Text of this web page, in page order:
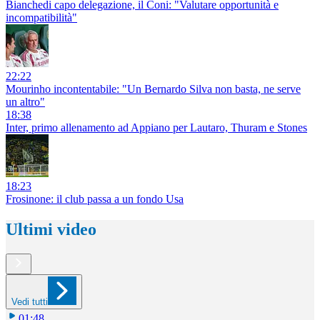
Bianchedi capo delegazione, il Coni: "Valutare opportunità e
incompatibilità"
22:22
Mourinho incontentabile: "Un Bernardo Silva non basta, ne serve
un altro"
18:38
Inter, primo allenamento ad Appiano per Lautaro, Thuram e Stones
18:23
Frosinone: il club passa a un fondo Usa
Ultimi video
Vedi tutti